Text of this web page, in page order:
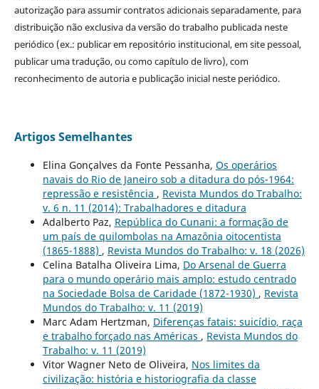
autorização para assumir contratos adicionais separadamente, para
distribuição não exclusiva da versão do trabalho publicada neste
periódico (ex.: publicar em repositório institucional, em site pessoal,
publicar uma tradução, ou como capítulo de livro), com
reconhecimento de autoria e publicação inicial neste periódico.
Artigos Semelhantes
Elina Gonçalves da Fonte Pessanha, Os operários
navais do Rio de Janeiro sob a ditadura do pós-1964:
repressão e resistência , Revista Mundos do Trabalho:
v. 6 n. 11 (2014): Trabalhadores e ditadura
Adalberto Paz, República do Cunani: a formação de
um país de quilombolas na Amazônia oitocentista
(1865-1888) , Revista Mundos do Trabalho: v. 18 (2026)
Celina Batalha Oliveira Lima, Do Arsenal de Guerra
para o mundo operário mais amplo: estudo centrado
na Sociedade Bolsa de Caridade (1872-1930) , Revista
Mundos do Trabalho: v. 11 (2019)
Marc Adam Hertzman, Diferenças fatais: suicídio, raça
e trabalho forçado nas Américas , Revista Mundos do
Trabalho: v. 11 (2019)
Vitor Wagner Neto de Oliveira, Nos limites da
civilização: história e historiografia da classe